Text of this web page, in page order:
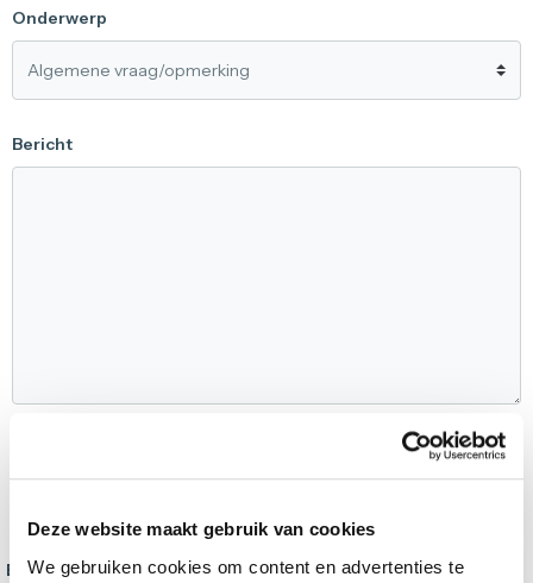
Deze website maakt gebruik van cookies
We gebruiken cookies om content en advertenties te
Onderwerp
Bericht
Bijlage